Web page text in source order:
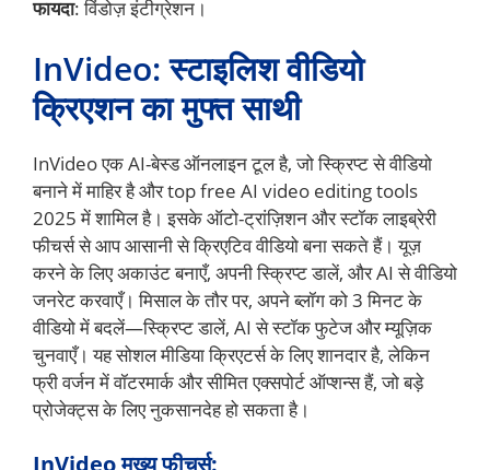
फायदा: विंडोज़ इंटीग्रेशन।
InVideo: स्टाइलिश वीडियो
क्रिएशन का मुफ्त साथी
InVideo एक AI-बेस्ड ऑनलाइन टूल है, जो स्क्रिप्ट से वीडियो
बनाने में माहिर है और top free AI video editing tools
2025 में शामिल है। इसके ऑटो-ट्रांज़िशन और स्टॉक लाइब्रेरी
फीचर्स से आप आसानी से क्रिएटिव वीडियो बना सकते हैं। यूज़
करने के लिए अकाउंट बनाएँ, अपनी स्क्रिप्ट डालें, और AI से वीडियो
जनरेट करवाएँ। मिसाल के तौर पर, अपने ब्लॉग को 3 मिनट के
वीडियो में बदलें—स्क्रिप्ट डालें, AI से स्टॉक फुटेज और म्यूज़िक
चुनवाएँ। यह सोशल मीडिया क्रिएटर्स के लिए शानदार है, लेकिन
फ्री वर्जन में वॉटरमार्क और सीमित एक्सपोर्ट ऑप्शन्स हैं, जो बड़े
प्रोजेक्ट्स के लिए नुकसानदेह हो सकता है।
InVideo मुख्य फीचर्स: